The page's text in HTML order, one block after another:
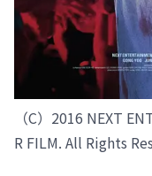
（C）2016 NEXT
R FILM. All Rights